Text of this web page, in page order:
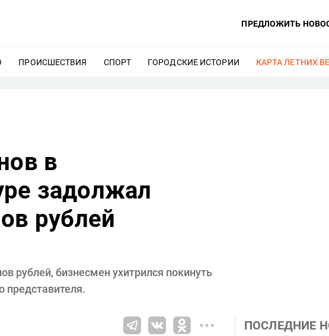
ПРЕДЛОЖИТЬ
ЕЩЕ
ПРОИСШЕСТВИЯ ЕЩЕ
СПОРТ ЕЩЕ
ГОРОДСКИЕ ИСТОРИИ ЕЩЕ
КАРТА ЛЕТНИХ
в
задолжал
рублей
рублей, бизнесмен ухитрился покинуть
представителя.
ПОСЛЕДНИЕ